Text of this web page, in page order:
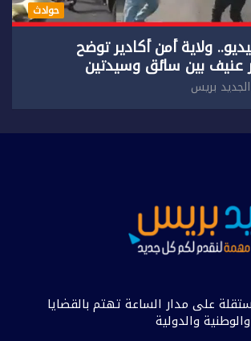
حوادث
ولاية أمن أكادير توضح
عنيف بين سائق وسيدتين
الجديد بريس
على مدار الساعة تهتم بالقضايا
والدولية